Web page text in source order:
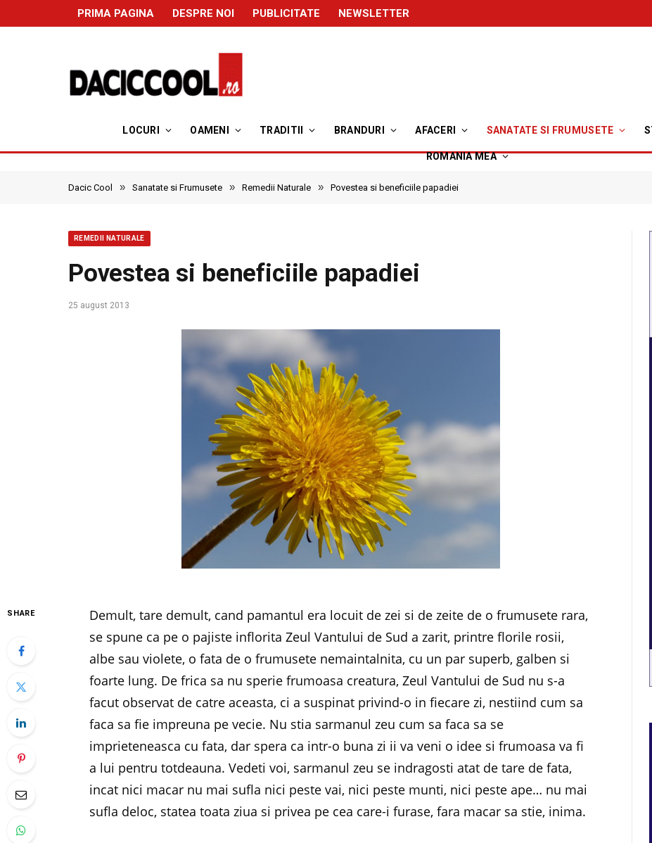
PRIMA PAGINA DESPRE NOI PUBLICITATE NEWSLETTER
LOCURI OAMENI TRADITII BRANDURI AFACERI SANATATE SI FRUMUSETE
ROMANIA MEA
Dacic Cool » Sanatate si Frumusete » Remedii Naturale » Povestea si beneficiile papadiei
REMEDII NATURALE
Povestea si beneficiile papadiei
25 august 2013
SHARE
Demult, tare demult, cand pamantul era locuit de zei si de zeite de o frumusete rara,
se spune ca pe o pajiste inflorita Zeul Vantului de Sud a zarit, printre florile rosii,
albe sau violete, o fata de o frumusete nemaintalnita, cu un par superb, galben si
foarte lung. De frica sa nu sperie frumoasa creatura, Zeul Vantului de Sud nu s-a
facut observat de catre aceasta, ci a suspinat privind-o in fiecare zi, nestiind cum sa
faca sa fie impreuna pe vecie. Nu stia sarmanul zeu cum sa faca sa se
imprieteneasca cu fata, dar spera ca intr-o buna zi ii va veni o idee si frumoasa va fi
a lui pentru totdeauna. Vedeti voi, sarmanul zeu se indragosti atat de tare de fata,
incat nici macar nu mai sufla nici peste vai, nici peste munti, nici peste ape… nu mai
sufla deloc, statea toata ziua si privea pe cea care-i furase, fara macar sa stie, inima.